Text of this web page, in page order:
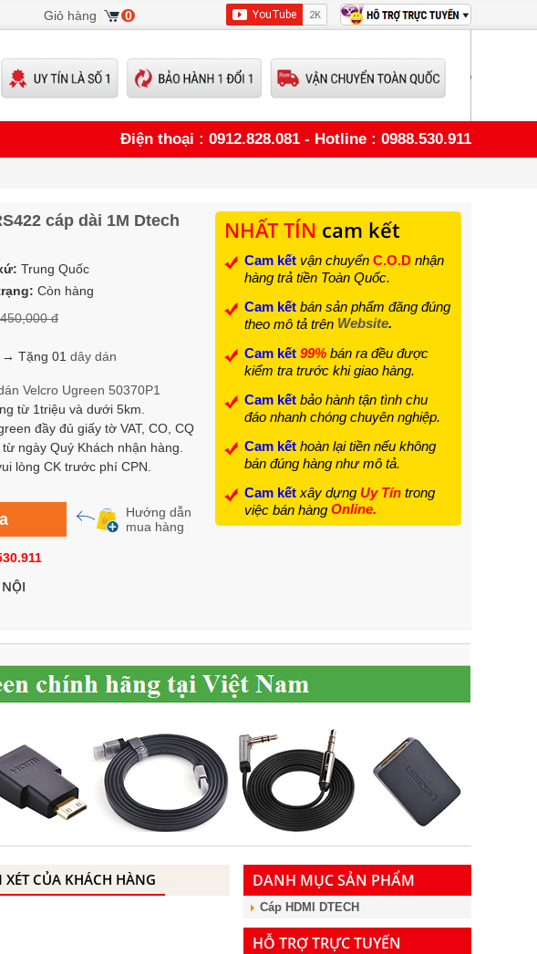
Điện thoại : 0912.828.081 - Hotline : 0988.530.911
cáp dài 1M Dtech
Trung Quốc
Còn hàng
450,000 đ
→ Tặng 01 dây dán
Velcro Ugreen 50370P1
từ 1triệu và dưới 5km.
đầy đủ giấy tờ VAT, CO, CQ
ngày Quý Khách nhận hàng.
lòng CK trước phí CPN.
Hướng dẫn
mua hàng
NHẤT TÍN cam kết
Cam kết vận chuyển C.O.D nhận
hàng trả tiền Toàn Quốc.
Cam kết bán sản phẩm đăng đúng
theo mô tả trên Website.
Cam kết 99% bán ra đều được
kiểm tra trước khi giao hàng.
Cam kết bảo hành tận tình chu
đáo nhanh chóng chuyên nghiệp.
Cam kết hoàn lại tiền nếu không
bán đúng hàng như mô tả.
Cam kết xây dựng Uy Tín trong
việc bán hàng Online.
XÉT CỦA KHÁCH HÀNG DANH MỤC SẢN PHẨM
Cáp HDMI DTECH
HỖ TRỢ TRỰC TUYẾN
0
Giỏ hàng